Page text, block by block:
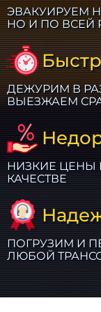
ЭВАКУИРУЕМ
НО И ПО ВСЕЙ
ДЕЖУРИМ В
ВЫЕЗЖАЕМ
НИЗКИЕ ЦЕНЫ
КАЧЕСТВЕ
ПОГРУЗИМ И
ЛЮБОЙ